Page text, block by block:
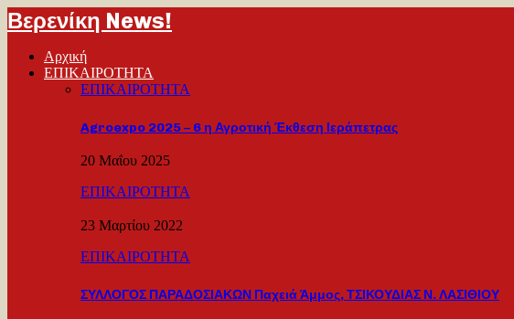
Βερενίκη News!
Αρχική
ΕΠΙΚΑΙΡΟΤΗΤΑ
ΕΠΙΚΑΙΡΟΤΗΤΑ
Agroexpo 2025 – 6 η Αγροτική Έκθεση Ιεράπετρας
20 Μαΐου 2025
ΕΠΙΚΑΙΡΟΤΗΤΑ
23 Μαρτίου 2022
ΕΠΙΚΑΙΡΟΤΗΤΑ
ΣΥΛΛΟΓΟΣ ΠΑΡΑΔΟΣΙΑΚΩΝ Παχειά Άμμος, ΤΣΙΚΟΥΔΙΑΣ Ν. ΛΑΣΙΘΙΟΥ